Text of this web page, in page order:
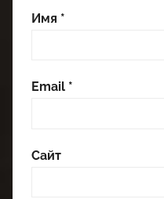
Имя *
Email *
Сайт